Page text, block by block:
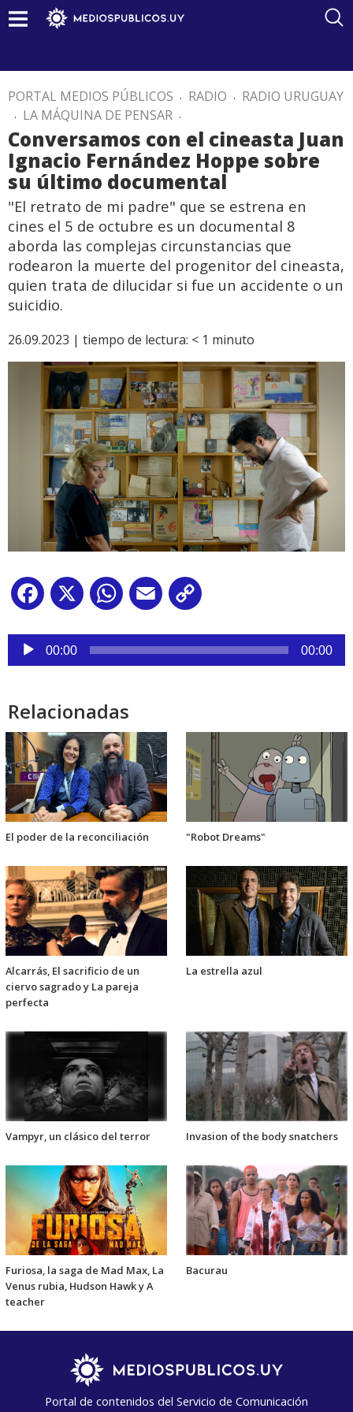
PORTAL MEDIOS PÚBLICOS . RADIO . RADIO URUGUAY
. LA MÁQUINA DE PENSAR .
Conversamos con el cineasta Juan
Ignacio Fernández Hoppe sobre
su último documental
"El retrato de mi padre" que se estrena en
cines el 5 de octubre es un documental 8
aborda las complejas circunstancias que
rodearon la muerte del progenitor del cineasta,
quien trata de dilucidar si fue un accidente o un
suicidio.
26.09.2023 | tiempo de lectura: < 1 minuto
Facebook
X WhatsApp
Email
Reproductor
audio
00:00 00:00
Relacionadas
El poder de la reconciliación "Robot Dreams"
Alcarrás, El sacrificio de un
ciervo sagrado y La pareja
perfecta
La estrella azul
Vampyr, un clásico del terror Invasion of the body snatchers
Furiosa, la saga de Mad Max, La
Venus rubia, Hudson Hawk y A
teacher
Bacurau
Portal de contenidos del Servicio de Comunicación